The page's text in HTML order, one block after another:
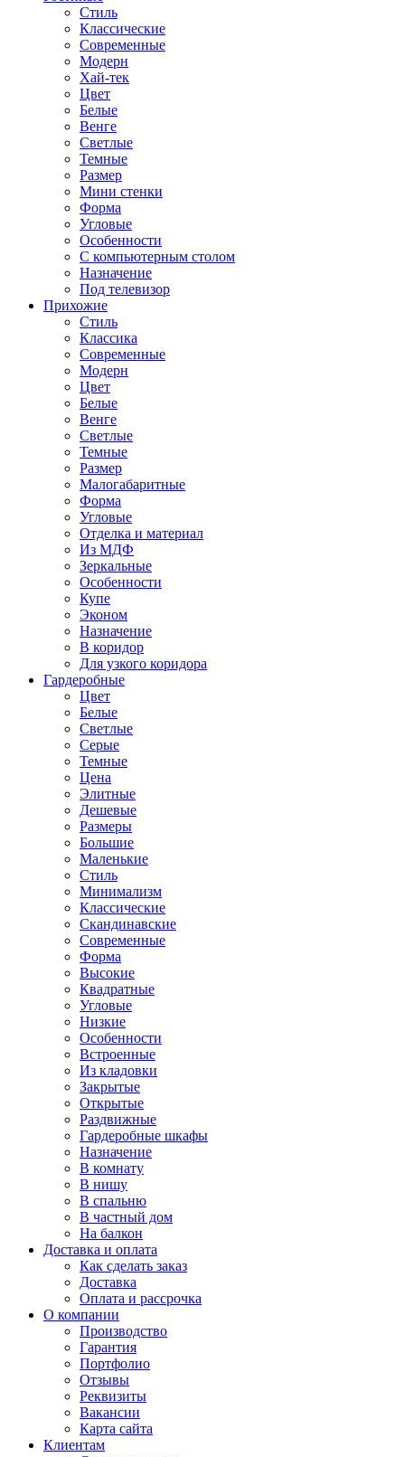
Стиль
Классические
Современные
Модерн
Хай-тек
Цвет
Белые
Венге
Светлые
Темные
Размер
Мини стенки
Форма
Угловые
Особенности
С компьютерным столом
Назначение
Под телевизор
Прихожие
Стиль
Классика
Современные
Модерн
Цвет
Белые
Венге
Светлые
Темные
Размер
Малогабаритные
Форма
Угловые
Отделка и материал
Из МДФ
Зеркальные
Особенности
Купе
Эконом
Назначение
В коридор
Для узкого коридора
Гардеробные
Цвет
Белые
Светлые
Серые
Темные
Цена
Элитные
Дешевые
Размеры
Большие
Маленькие
Стиль
Минимализм
Классические
Скандинавские
Современные
Форма
Высокие
Квадратные
Угловые
Низкие
Особенности
Встроенные
Из кладовки
Закрытые
Открытые
Раздвижные
Гардеробные шкафы
Назначение
В комнату
В нишу
В спальню
В частный дом
На балкон
Доставка и оплата
Как сделать заказ
Доставка
Оплата и рассрочка
О компании
Производство
Гарантия
Портфолио
Отзывы
Реквизиты
Вакансии
Карта сайта
Клиентам